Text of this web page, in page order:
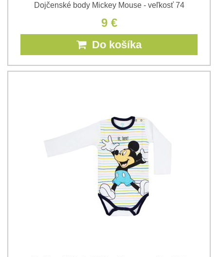
Dojčenské body Mickey Mouse - veľkosť 74
9 €
Do košíka